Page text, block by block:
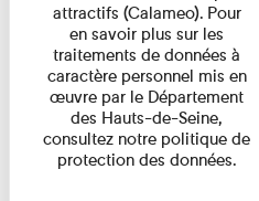
attractifs (Calameo). Pour
en savoir plus sur les
traitements de données à
caractère personnel mis en
œuvre par le Département
des Hauts-de-Seine,
consultez notre politique de
protection des données.